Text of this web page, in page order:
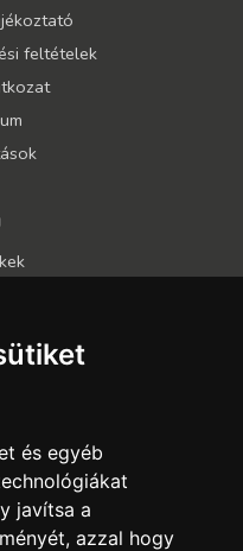
és egyéb
javítsa a
azzal hogy
feltételek